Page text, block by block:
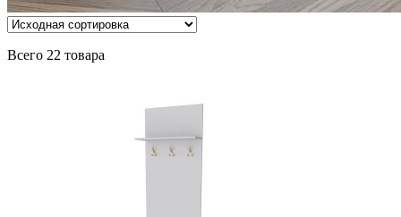
Всего 22 товара